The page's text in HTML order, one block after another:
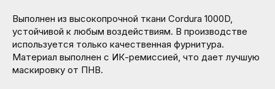
Выполнен из высокопрочной ткани Cordura 1000D,
устойчивой к любым воздействиям. В производстве
используется только качественная фурнитура.
Материал выполнен с ИК-ремиссией, что дает лучшую
маскировку от ПНВ.